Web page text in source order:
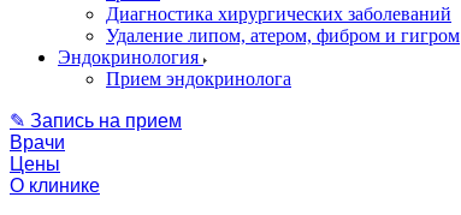
Диагностика хирургических заболеваний
Удаление липом, атером, фибром и гигром
Эндокринология
Прием эндокринолога
✎ Запись на прием
Врачи
Цены
О клинике